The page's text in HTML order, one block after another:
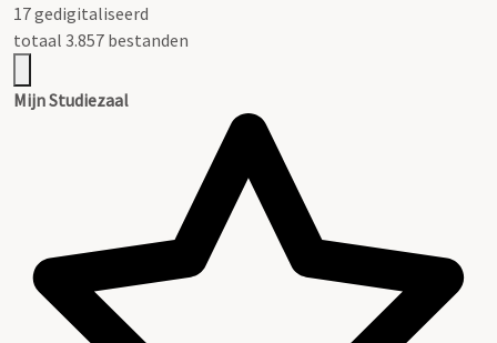
17 gedigitaliseerd
totaal 3.857 bestanden
Mijn Studiezaal